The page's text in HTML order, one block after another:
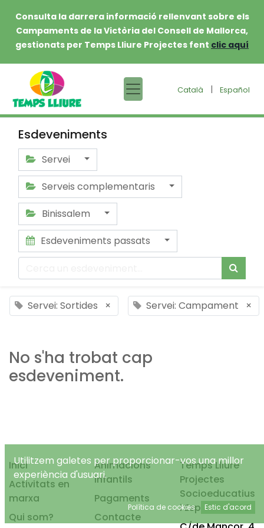
Consulta la darrera informació rellenvant sobre els
Campaments de la Victòria del Consell de Mallorca,
gestionats per Temps Lliure Projectes fent clic aquí
Català | Español
Esdeveniments
Servei
Serveis complementaris
Binissalem
Esdeveniments passats
Servei: Sortides × Servei: Campament ×
No s'ha trobat cap
esdeveniment.
Inici
Activitats en
marxa
Qui som?
Animacions
infantils
Pagaments
Contacte
Temps Lliure
Projectes
Socioeducatius
i Esportius, S.L.
Utilitzem galetes per proporcionar-vos una millor
experiència d'usuari.
Política de cookies Estic d'acord